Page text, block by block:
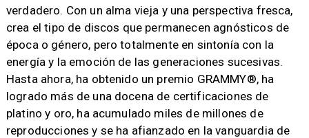
verdadero. Con un alma vieja y una perspectiva fresca,
crea el tipo de discos que permanecen agnósticos de
época o género, pero totalmente en sintonía con la
energía y la emoción de las generaciones sucesivas.
Hasta ahora, ha obtenido un premio GRAMMY®, ha
logrado más de una docena de certificaciones de
platino y oro, ha acumulado miles de millones de
reproducciones y se ha afianzado en la vanguardia de